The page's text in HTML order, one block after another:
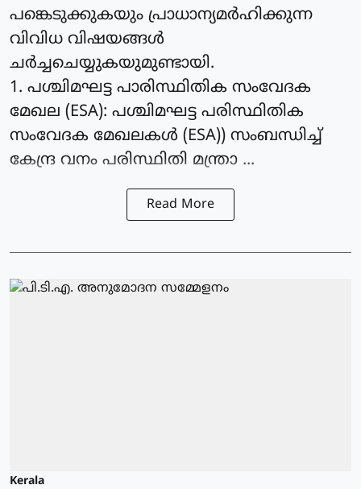
പങ്കെടുക്കുകയും പ്രാധാന്യമര്‍ഹിക്കുന്ന
വിവിധ വിഷയങ്ങള്‍
ചര്‍ച്ചചെയ്യുകയുമുണ്ടായി.
1. പശ്ചിമഘട്ട പാരിസ്ഥിതിക സംവേദക
മേഖല (ESA): പശ്ചിമഘട്ട പരിസ്ഥിതിക
സംവേദക മേഖലകള്‍ (ESA)) സംബന്ധിച്ച്
കേന്ദ്ര വനം പരിസ്ഥിതി മന്ത്രാ ...
Read More
Kerala